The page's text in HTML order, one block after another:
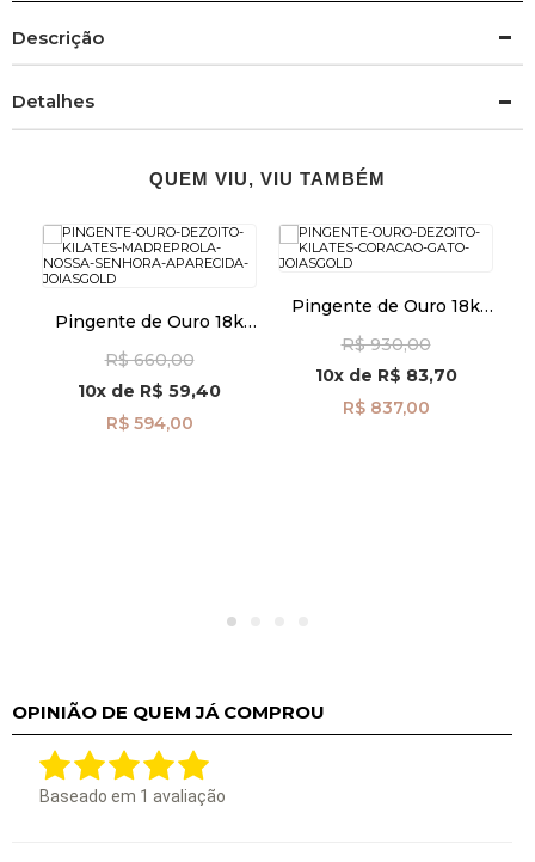
Descrição
Detalhes
QUEM VIU, VIU TAMBÉM
Pingente de Ouro 18k
Aparecida pi24491
R$ 660,00
10x de R$ 59,40
R$ 594,00
Pingente de Ouro 18k
R$ 930,00
10xde R$ 83,70
R$ 837,00
OPINIÃO DE QUEM JÁ COMPROU
Baseado em 1 avaliação